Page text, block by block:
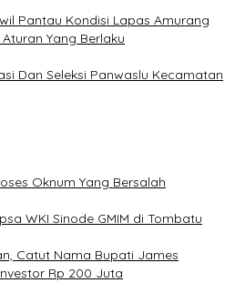
Pantau Kondisi Lapas Amurang
Yang Berlaku
Dan Seleksi Panwaslu Kecamatan
Oknum Yang Bersalah
WKI Sinode GMIM di Tombatu
Catut Nama Bupati James
Rp 200 Juta